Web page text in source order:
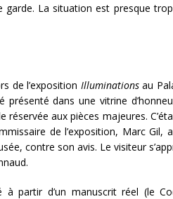
garde. La situation est presque
de l’exposition Illuminationsau
dans une vitrine
aux pièces majeures.
de l’exposition, Marc Gil,
contre son avis. Le visiteur
partir d’un manuscrit réel (le